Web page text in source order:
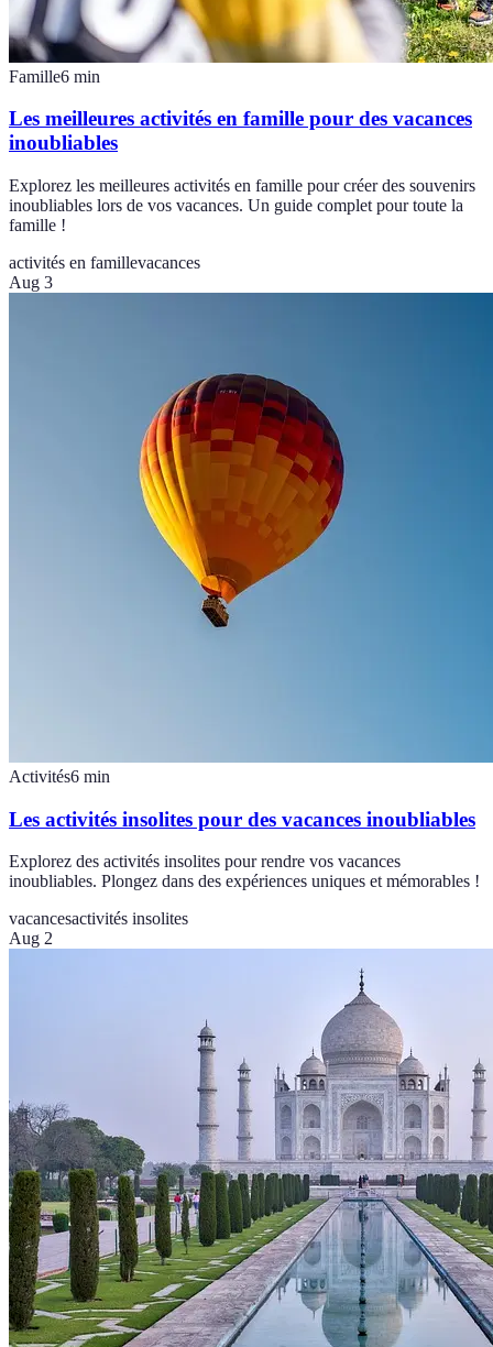
Famille6 min
Les meilleures activités en famille pour des vacances
inoubliables
Explorez les meilleures activités en famille pour créer des souvenirs
inoubliables lors de vos vacances. Un guide complet pour toute la
famille !
activités en famillevacances
Aug 3
Activités6 min
Les activités insolites pour des vacances inoubliables
Explorez des activités insolites pour rendre vos vacances
inoubliables. Plongez dans des expériences uniques et mémorables !
vacancesactivités insolites
Aug 2